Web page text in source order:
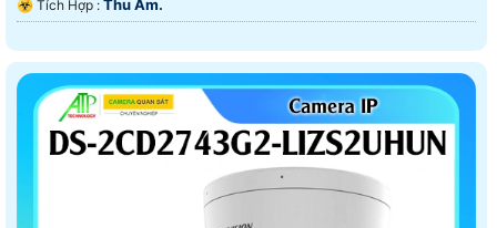
️☣️ Tích Hợp : Thu Âm.